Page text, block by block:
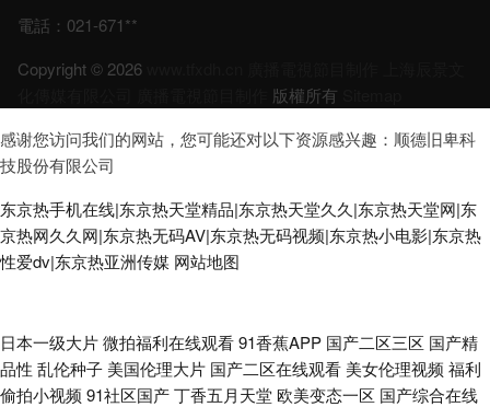
電話：021-671**
Copyright © 2026
版權所有
感谢您访问我们的网站，您可能还对以下资源感兴趣：顺德旧卑科
技股份有限公司
东京热手机在线|东京热天堂精品|东京热天堂久久|东京热天堂网|东
京热网久久网|东京热无码AV|东京热无码视频|东京热小电影|东京热
性爱dv|东京热亚洲传媒 网站地图
航老司机 伪娘TS AV激情天堂 欧美特黄特色免费 97人妻观看 人人干人人妻
日本一级大片微拍福利在线观看91香蕉APP 国产二区三区 国产精
品性 乱伦种子 美国伦理大片 国产二区在线观看 美女伦理视频 福利
偷拍小视频 91社区国产丁香五月天堂 欧美变态一区 国产综合在线